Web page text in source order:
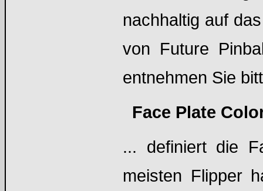
nachhaltig auf
von Future
entnehmen Sie
Face Plate
... definiert die
meisten Flipper